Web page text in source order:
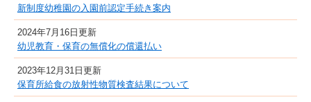
新制度幼稚園の入園前認定手続き案内
2024年7月16日更新
幼児教育・保育の無償化の償還払い
2023年12月31日更新
保育所給食の放射性物質検査結果について